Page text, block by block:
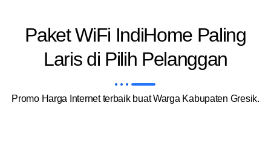
Paket WiFi IndiHome Paling
Laris di Pilih Pelanggan
Promo Harga Internet terbaik buat Warga Kabupaten Gresik.